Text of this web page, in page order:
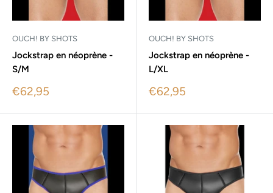
OUCH! BY SHOTS
Jockstrap en néoprène -
S/M
Sale
€62,95
OUCH! BY SHOTS
Jockstrap en néoprène -
L/XL
Sale
€62,95